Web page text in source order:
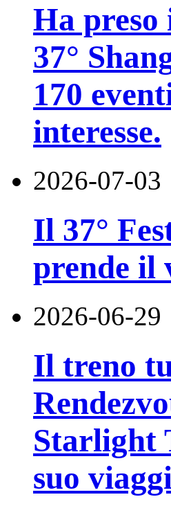
Ha preso
37°
170
interesse.
2026-07-03
Il 37°
prende il
2026-06-29
Il treno
Starlight
suo